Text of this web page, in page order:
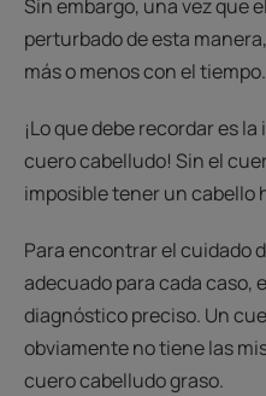
Sin embargo, una vez que
perturbado de esta
más o menos con el tiempo.
¡Lo que debe recordar es
cuero cabelludo! Sin el
imposible tener un cabello
Para encontrar el cuidado
adecuado para cada caso,
diagnóstico preciso. Un
obviamente no tiene las
cuero cabelludo graso.